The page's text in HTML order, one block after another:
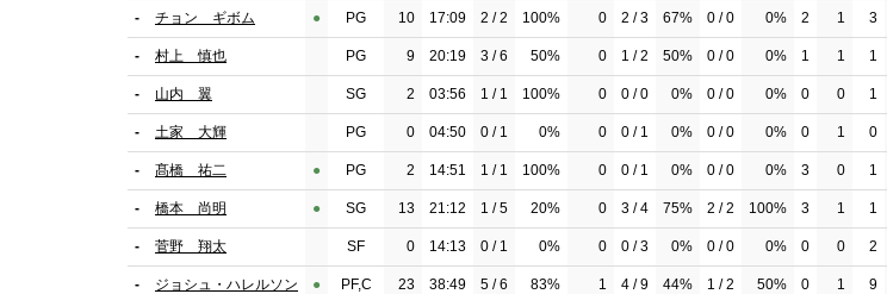
- チョン ギボム ●︎ PG 10 17:09 2 / 2 100% 0 2 / 3 67% 0 / 0 0% 2 1 3
- 村上 慎也 PG 9 20:19 3 / 6 50% 0 1 / 2 50% 0 / 0 0% 1 1 1
- 山内 翼 SG 2 03:56 1 / 1 100% 0 0 / 0 0% 0 / 0 0% 0 0 1
- 土家 大輝 PG 0 04:50 0 / 1 0% 0 0 / 1 0% 0 / 0 0% 0 1 0
- 髙橋 祐二 ●︎ PG 2 14:51 1 / 1 100% 0 0 / 1 0% 0 / 0 0% 3 0 1
- 橋本 尚明 ●︎ SG 13 21:12 1 / 5 20% 0 3 / 4 75% 2 / 2 100% 3 1 1
- 菅野 翔太 SF 0 14:13 0 / 1 0% 0 0 / 3 0% 0 / 0 0% 0 0 2
- ジョシュ・ハレルソン ●︎ PF,C 23 38:49 5 / 6 83% 1 4 / 9 44% 1 / 2 50% 0 1 9